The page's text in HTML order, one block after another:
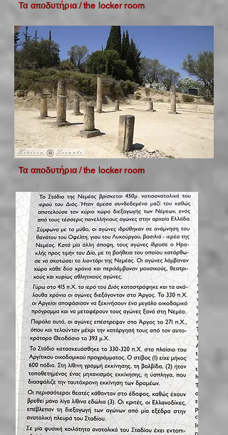
Τα αποδυτήρια / the locker room
Τα αποδυτήρια / the locker room